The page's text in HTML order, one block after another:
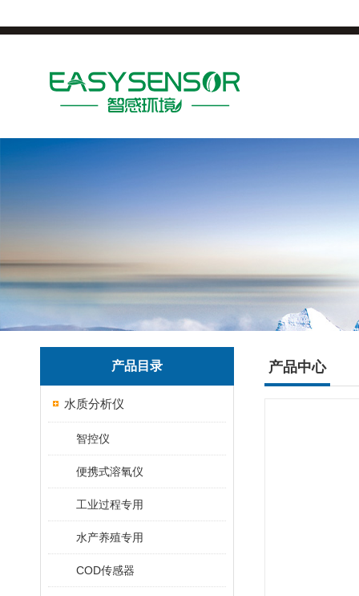
产品目录
水质分析仪
智控仪
便携式溶氧仪
工业过程专用
水产养殖专用
COD传感器
产品中心